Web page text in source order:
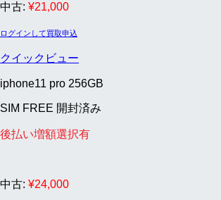
中古: ¥21,000
ログインして買取申込
クイックビュー
iphone11 pro 256GB
SIM FREE 開封済み
後払い増額選択有
中古: ¥24,000